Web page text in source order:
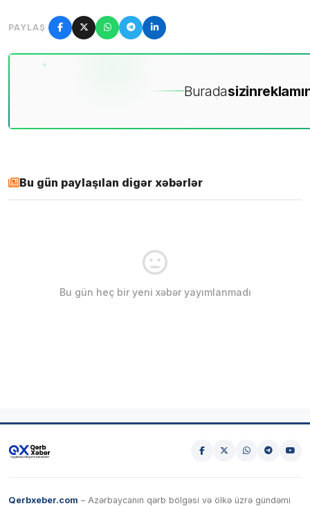
PAYLAŞ
Buradasizin
Bu gün paylaşılan digər xəbərlər
Bu gün heç bir yeni xəbər yayımlanmadı
Qerbxeber.com – Azərbaycanın qərb bölgəsi və ölkə üzrə gündəmi